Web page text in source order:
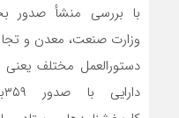
با بررسی منشأ صدور‌